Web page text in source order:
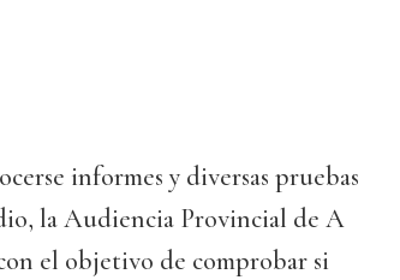
informes y diversas pruebas
la Audiencia Provincial de A
el objetivo de comprobar si